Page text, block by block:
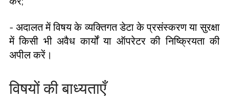
- अदालत में विषय के व्यक्तिगत डेटा के प्रसंस्करण या सुरक्षा
में किसी भी अवैध कार्यों या ऑपरेटर की निष्क्रियता की
अपील करें।
विषयों की बाध्यताएँ